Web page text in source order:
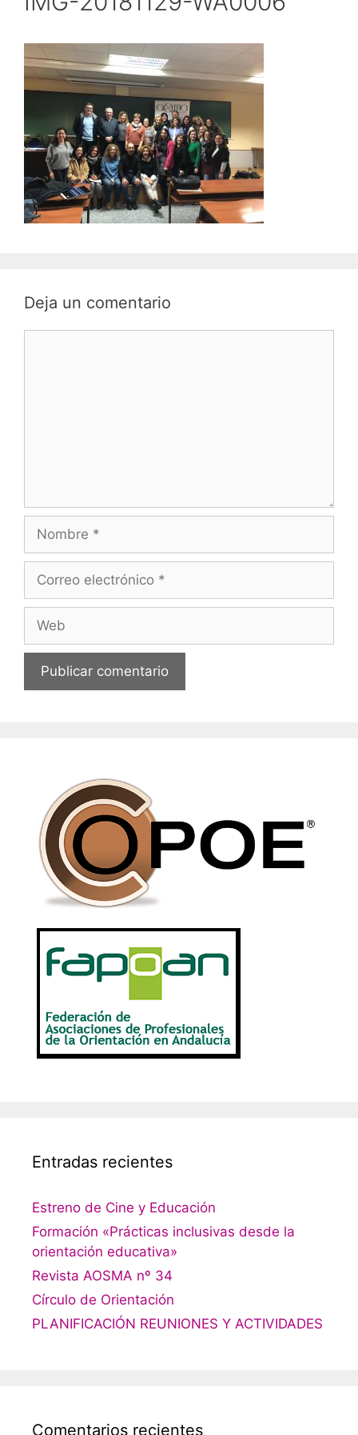
Deja un comentario
Nombre
Correo
Web
Entradas recientes
Estreno de Cine y Educación
Formación «Prácticas inclusivas desde la
orientación educativa»
Revista AOSMA nº 34
Círculo de Orientación
PLANIFICACIÓN REUNIONES Y ACTIVIDADES
Comentarios recientes